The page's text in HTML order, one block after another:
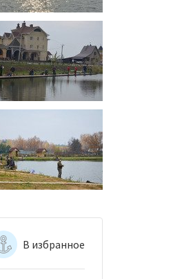
В избранное